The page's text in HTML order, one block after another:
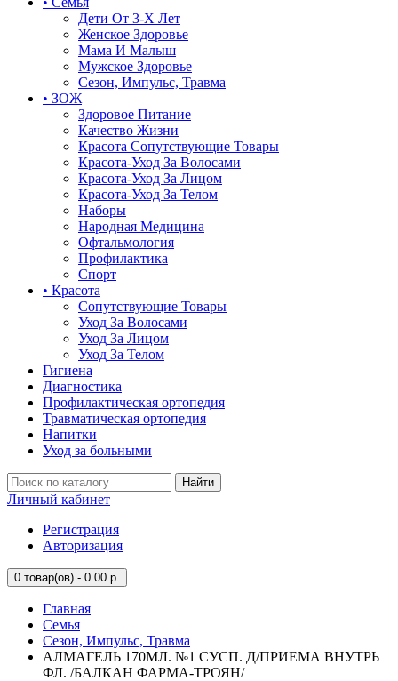
Дети От 3-Х Лет
Женское Здоровье
Мама И Малыш
Мужское Здоровье
Сезон, Импульс, Травма
• ЗОЖ
Здоровое Питание
Качество Жизни
Красота Сопутствующие Товары
Красота-Уход За Волосами
Красота-Уход За Лицом
Красота-Уход За Телом
Наборы
Народная Медицина
Офтальмология
Профилактика
Спорт
• Красота
Сопутствующие Товары
Уход За Волосами
Уход За Лицом
Уход За Телом
Гигиена
Диагностика
Профилактическая ортопедия
Травматическая ортопедия
Напитки
Уход за больными
Найти
Личный кабинет
Регистрация
Авторизация
0 товар(ов) - 0.00 р.
Главная
Семья
Сезон, Импульс, Травма
АЛМАГЕЛЬ 170МЛ. №1 СУСП. Д/ПРИЕМА ВНУТРЬ
ФЛ. /БАЛКАН ФАРМА-ТРОЯН/